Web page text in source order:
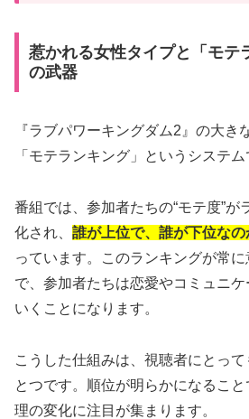
惹かれる女性タイプと「モテ
の武器
『ラブパワーキングダム2』の大き
「モテランキング」というシステム
番組では、参加者たちの“モテ度”が
化され、 誰が上位で、誰が下位な
っています。このランキングが常
で、参加者たちは恋愛やコミュニ
いくことになります。
こうした仕組みは、視聴者にとっ
とつです。順位が明らかになるこ
理の変化に注目が集まります。